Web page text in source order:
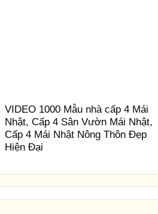
VIDEO 1000 Mẫu nhà cấp 4 Mái
Nhật, Cấp 4 Sân Vườn Mái Nhật,
Cấp 4 Mái Nhật Nông Thôn Đẹp
Hiện Đại